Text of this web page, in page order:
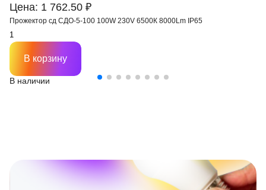
Цена: 1 762.50 ₽
Прожектор сд СДО-5-100 100W 230V 6500К 8000Lm IP65
В наличии
В корзину